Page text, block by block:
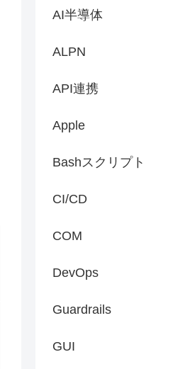
AI半導体
ALPN
API連携
Apple
Bashスクリプト
CI/CD
COM
DevOps
Guardrails
GUI